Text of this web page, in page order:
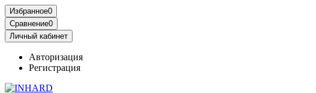
Избранное0
Сравнение0
Личный кабинет
Авторизация
Регистрация